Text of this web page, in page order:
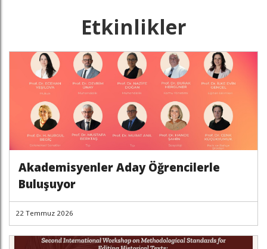
Etkinlikler
Akademisyenler Aday Öğrencilerle
Buluşuyor
22 Temmuz 2026